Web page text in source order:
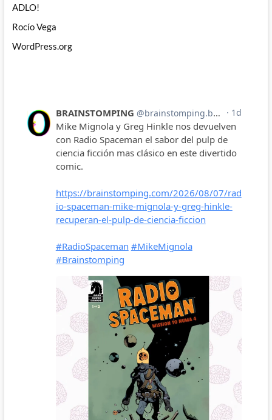
ADLO!
Rocío Vega
WordPress.org